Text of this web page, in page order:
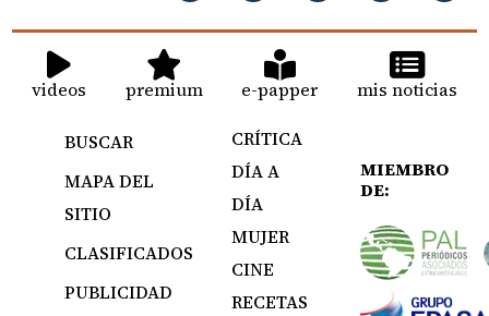
videos premium e-papper mis noticias
BUSCAR
MAPA DEL
SITIO
CLASIFICADOS
PUBLICIDAD
CRÍTICA
DÍA A
DÍA
MUJER
CINE
RECETAS
MIEMBRO
DE: